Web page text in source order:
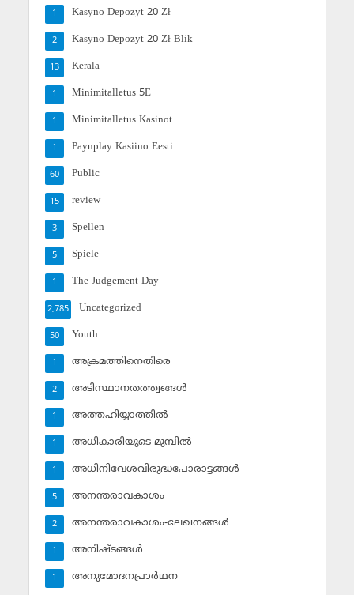
Kasyno Depozyt 20 Zł
1
Kasyno Depozyt 20 Zł Blik
2
Kerala
13
Minimitalletus 5E
1
Minimitalletus Kasinot
1
Paynplay Kasiino Eesti
1
Public
60
review
15
Spellen
3
Spiele
5
The Judgement Day
1
Uncategorized
2,785
Youth
50
അക്രമത്തിനെതിരെ
1
അടിസ്ഥാനതത്ത്വങ്ങള്‍
2
അത്തഹിയ്യാത്തില്‍
1
അധികാരിയുടെ മുമ്പില്‍
1
അധിനിവേശവിരുദ്ധപോരാട്ടങ്ങള്‍
1
അനന്തരാവകാശം
5
അനന്തരാവകാശം-ലേഖനങ്ങള്‍
2
അനിഷ്ടങ്ങള്‍
1
അനുമോദനപ്രാര്‍ഥന
1